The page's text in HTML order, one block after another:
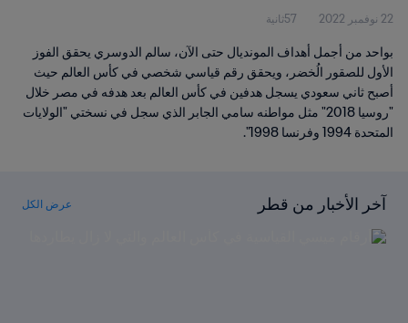
22 نوفمبر 2022 57ثانية
بواحد من أجمل أهداف المونديال حتى الآن، سالم الدوسري يحقق الفوز
الأول للصقور الُخضر، ويحقق رقم قياسي شخصي في كأس العالم حيث
أصبح ثاني سعودي يسجل هدفين في كأس العالم بعد هدفه في مصر خلال
"روسيا 2018" مثل مواطنه سامي الجابر الذي سجل في نسختي "الولايات
المتحدة 1994 وفرنسا 1998".
آخر الأخبار من قطر عرض الكل